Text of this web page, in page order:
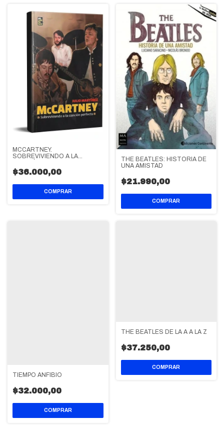
MCCARTNEY.
SOBREVIVIENDO A LA
$36.000,00
THE BEATLES: HISTORIA DE
UNA AMISTAD
$21.990,00
TIEMPO ANFIBIO
$32.000,00
THE BEATLES DE LA A A LA Z
$37.250,00